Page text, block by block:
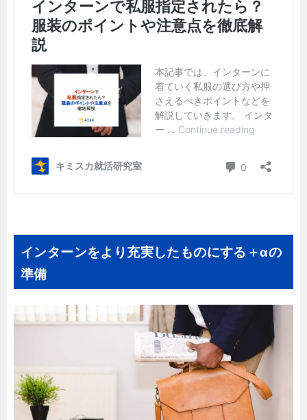
インターンをより充実したものにする＋αの
準備